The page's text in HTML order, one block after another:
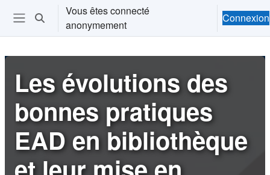
Passer au contenu principal
Ouvrir le menu de navigation
Activer/désactiver la saisie de recherche
Vous êtes connecté
anonymement
Connexion
Les évolutions des
bonnes pratiques
EAD en bibliothèque